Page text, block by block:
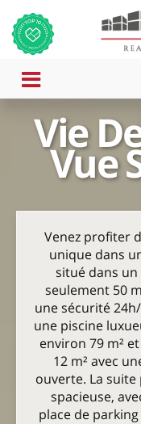
MENU
Vie
Vue
Venez profiter
unique dans
situé dans
seulement 50
une sécurité
une piscine
environ 79 m²
12 m² avec
ouverte. La
spacieuse,
place de